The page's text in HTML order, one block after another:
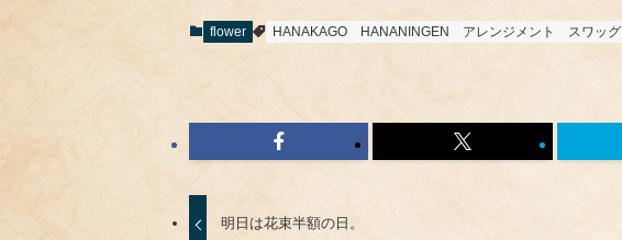
flower HANAKAGO HANANINGEN アレンジメント スワッグ
明日は花束半額の日。